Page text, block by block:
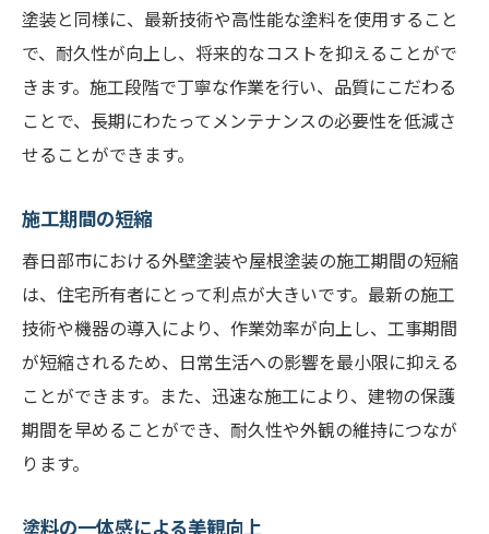
塗装と同様に、最新技術や高性能な塗料を使用すること
で、耐久性が向上し、将来的なコストを抑えることがで
きます。施工段階で丁寧な作業を行い、品質にこだわる
ことで、長期にわたってメンテナンスの必要性を低減さ
せることができます。
施工期間の短縮
春日部市における外壁塗装や屋根塗装の施工期間の短縮
は、住宅所有者にとって利点が大きいです。最新の施工
技術や機器の導入により、作業効率が向上し、工事期間
が短縮されるため、日常生活への影響を最小限に抑える
ことができます。また、迅速な施工により、建物の保護
期間を早めることができ、耐久性や外観の維持につなが
ります。
塗料の一体感による美観向上